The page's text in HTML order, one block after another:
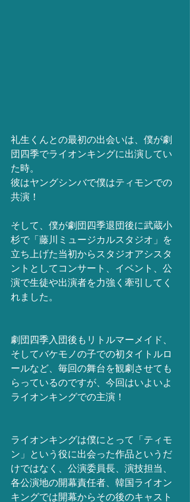
礼生くんとの最初の出会いは、僕が劇
団四季でライオンキングに出演してい
た時。
彼はヤングシンバで僕はティモンでの
共演！
そして、僕が劇団四季退団後に武蔵小
杉で「藤川ミュージカルスタジオ」を
立ち上げた当初からスタジオアシスタ
ントとしてコンサート、イベント、公
演で生徒や出演者を力強く牽引してく
れました。
劇団四季入団後もリトルマーメイド、
そしてバケモノの子での初タイトルロ
ールなど、毎回の舞台を観劇させても
らっているのですが、今回はいよいよ
ライオンキングでの主演！
ライオンキングは僕にとって「ティモ
ン」という役に出会った作品というだ
けではなく、公演委員長、演技担当、
各公演地の開幕責任者、韓国ライオン
キングでは開幕からその後のキャスト